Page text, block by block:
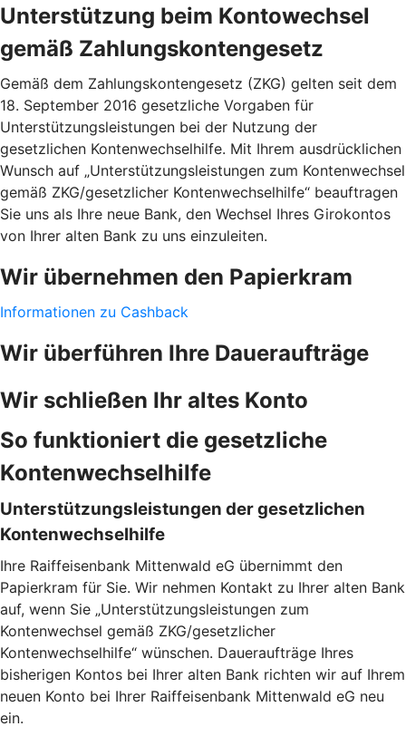
Unterstützung beim Kontowechsel
gemäß Zahlungskontengesetz
Gemäß dem Zahlungskontengesetz (ZKG) gelten seit dem
18. September 2016 gesetzliche Vorgaben für
Unterstützungsleistungen bei der Nutzung der
gesetzlichen Kontenwechselhilfe. Mit Ihrem ausdrücklichen
Wunsch auf „Unterstützungsleistungen zum Kontenwechsel
gemäß ZKG/gesetzlicher Kontenwechselhilfe“ beauftragen
Sie uns als Ihre neue Bank, den Wechsel Ihres Girokontos
von Ihrer alten Bank zu uns einzuleiten.
Wir übernehmen den Papierkram
Informationen zu Cashback
Wir überführen Ihre Daueraufträge
Wir schließen Ihr altes Konto
So funktioniert die gesetzliche
Kontenwechselhilfe
Unterstützungsleistungen der gesetzlichen
Kontenwechselhilfe
Ihre Raiffeisenbank Mittenwald eG übernimmt den
Papierkram für Sie. Wir nehmen Kontakt zu Ihrer alten Bank
auf, wenn Sie „Unterstützungsleistungen zum
Kontenwechsel gemäß ZKG/gesetzlicher
Kontenwechselhilfe“ wünschen. Daueraufträge Ihres
bisherigen Kontos bei Ihrer alten Bank richten wir auf Ihrem
neuen Konto bei Ihrer Raiffeisenbank Mittenwald eG neu
ein.